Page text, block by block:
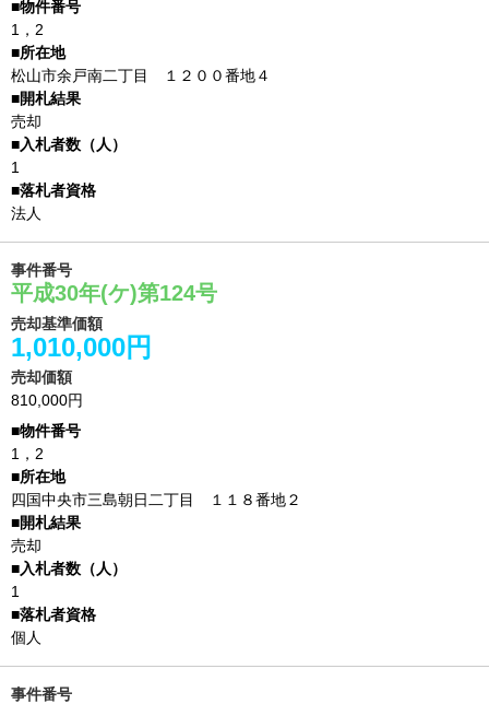
1，2
松山市余戸南二丁目 １２００番地４
売却
1
法人
事件番号
平成30年(ケ)第124号
売却基準価額
1,010,000円
売却価額
810,000円
1，2
四国中央市三島朝日二丁目 １１８番地２
売却
1
個人
事件番号